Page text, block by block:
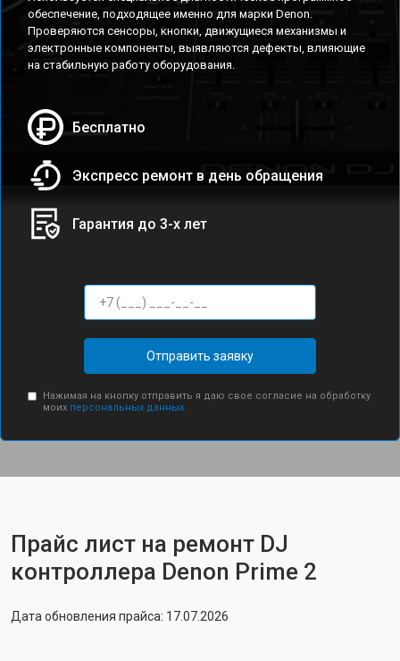
обеспечение, подходящее именно для марки Denon.
Проверяются сенсоры, кнопки, движущиеся механизмы и
электронные компоненты, выявляются дефекты, влияющие
на стабильную работу оборудования.
Бесплатно
Экспресс ремонт в день обращения
Гарантия до 3-х лет
Отправить заявку
Нажимая на кнопку отправить я даю свое согласие на обработку
моих персональных данных.
Прайс лист на ремонт DJ
контроллера Denon Prime 2
Дата обновления прайса: 17.07.2026